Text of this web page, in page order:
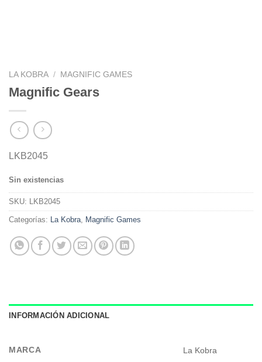
LA KOBRA / MAGNIFIC GAMES
Magnific Gears
LKB2045
Sin existencias
SKU: LKB2045
Categorías: La Kobra, Magnific Games
INFORMACIÓN ADICIONAL
MARCA La Kobra